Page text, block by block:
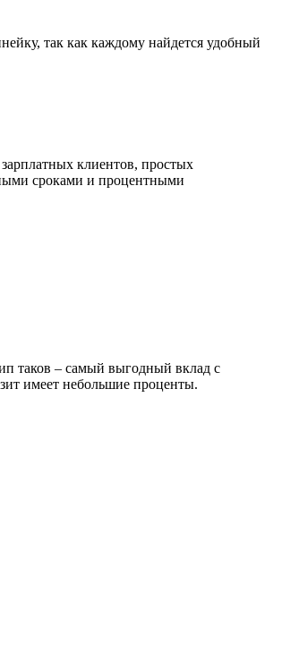
так как каждому найдется удобный
клиентов, простых
сроками и процентными
таков – самый выгодный вклад с
имеет небольшие проценты.